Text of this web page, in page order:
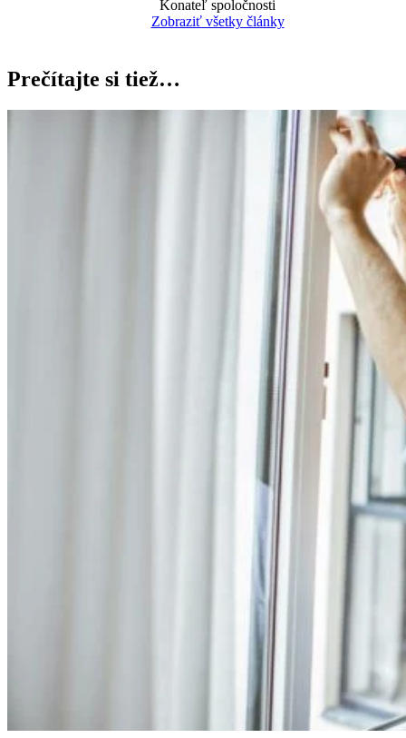
Konateľ spoločnosti
Zobraziť všetky články
Prečítajte si tiež…